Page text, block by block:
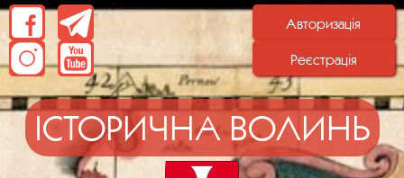
Авторизація
Реєстрація
ІСТОРИЧНА ВОЛИНЬ